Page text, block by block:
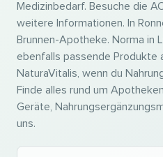
Medizinbedarf. Besuche die
weitere Informationen. In
Brunnen-Apotheke. Norma in
ebenfalls passende Produkte
NaturaVitalis, wenn du
Finde alles rund um
Geräte,
uns.